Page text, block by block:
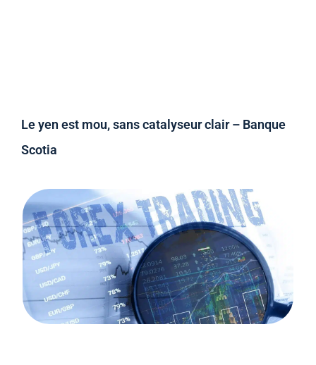
Le yen est mou, sans catalyseur clair – Banque
Scotia